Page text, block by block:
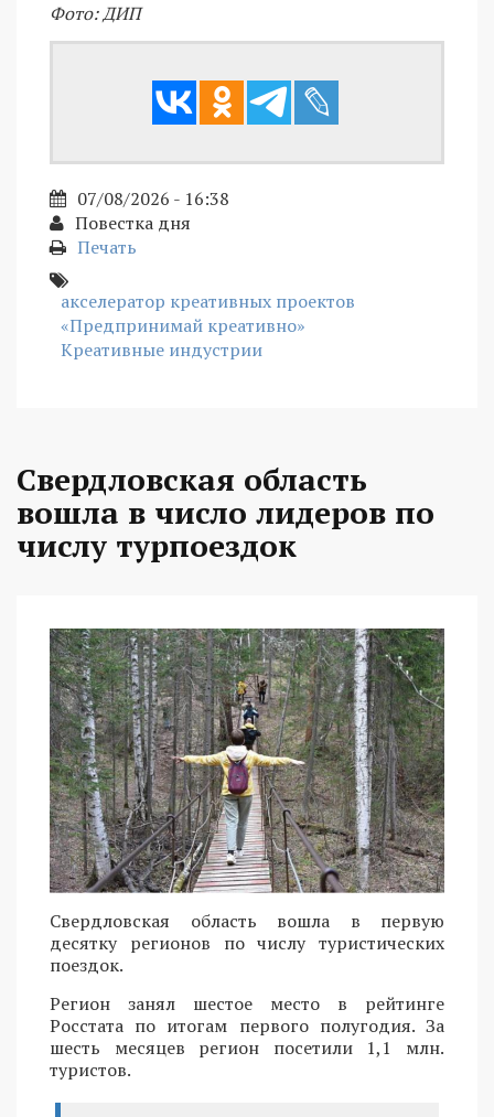
Фото: ДИП
07/08/2026 - 16:38
Повестка дня
Печать
акселератор креативных проектов
«Предпринимай креативно»
Креативные индустрии
Свердловская область
вошла в число лидеров по
числу турпоездок
Свердловская область вошла в первую
десятку регионов по числу туристических
поездок.
Регион занял шестое место в рейтинге
Росстата по итогам первого полугодия. За
шесть месяцев регион посетили 1,1 млн.
туристов.